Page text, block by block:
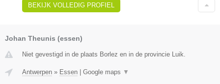
BEKIJK VOLLEDIG PROFIEL
Johan Theunis (essen)
Niet gevestigd in de plaats Borlez en in de provincie Luik.
Antwerpen » Essen Google maps ▼